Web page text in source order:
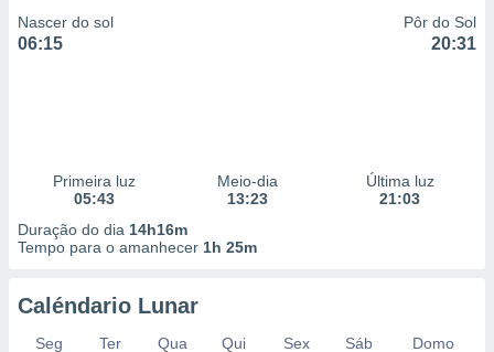
Nascer do sol
06:15
Pôr do Sol
20:31
Primeira luz
05:43
Meio-dia
13:23
Última luz
21:03
Duração do dia 14h16m
Tempo para o amanhecer 1h 25m
Caléndario Lunar
Seg Ter Qua Qui Sex Sáb
Domo